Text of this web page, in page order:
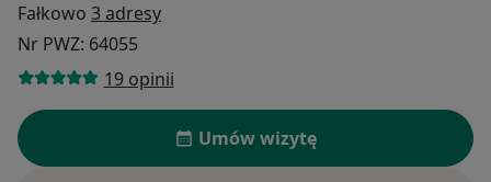
Fałkowo 3 adresy
Nr PWZ: 64055
19 opinii
Umów wizytę